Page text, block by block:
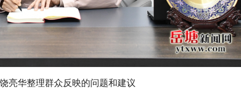
饶亮华整理群众反映的问题和建议